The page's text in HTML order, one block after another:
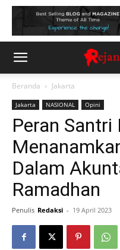
Beranda Jakarta
Jakarta NASIONAL Opini
Peran Santri
Dalam
Ramadhan
Penulis Redaksi - 19 April 2023